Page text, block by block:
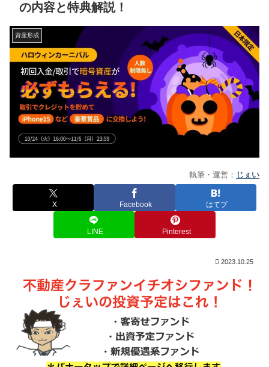
の内容と特典解説！
資産形成
執筆・運営： じぇい
X Facebook はてブ
LINE Pinterest
2023.10.25